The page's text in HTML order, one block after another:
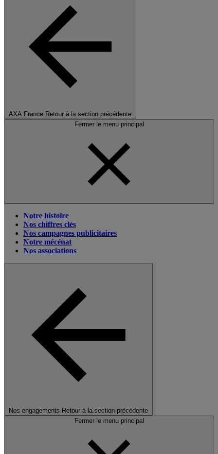
AXA France Retour à la section précédente
Fermer le menu principal
Notre histoire
Nos chiffres clés
Nos campagnes publicitaires
Notre mécénat
Nos associations
Nos engagements Retour à la section précédente
Fermer le menu principal